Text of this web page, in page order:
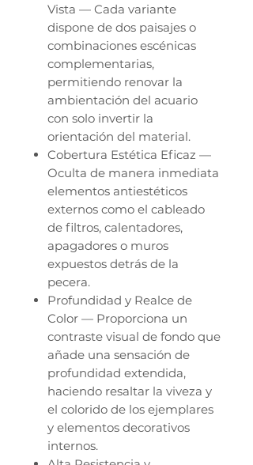
Vista — Cada variante
dispone de dos paisajes o
combinaciones escénicas
complementarias,
permitiendo renovar la
ambientación del acuario
con solo invertir la
orientación del material.
Cobertura Estética Eficaz —
Oculta de manera inmediata
elementos antiestéticos
externos como el cableado
de filtros, calentadores,
apagadores o muros
expuestos detrás de la
pecera.
Profundidad y Realce de
Color — Proporciona un
contraste visual de fondo que
añade una sensación de
profundidad extendida,
haciendo resaltar la viveza y
el colorido de los ejemplares
y elementos decorativos
internos.